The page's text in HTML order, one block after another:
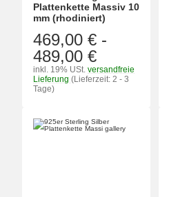
Plattenkette Massiv 10
mm (rhodiniert)
469,00 € -
489,00 €
inkl. 19% USt. versandfreie
Lieferung (Lieferzeit: 2 - 3
Tage)